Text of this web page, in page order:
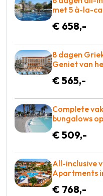
met 5 à-la-
award voor
€ 658,-
8 dagen
Geniet van
€565 p.p. =
€ 565,-
Complete
bungalows
BOEKEN!
€ 509,-
All-inclusive
Apartments
€ 768,-